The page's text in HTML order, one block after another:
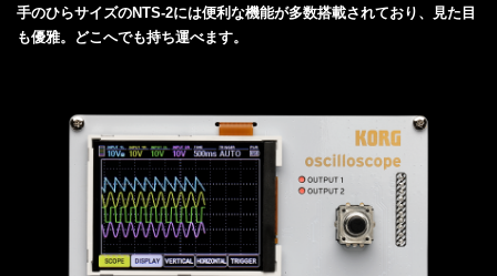
手のひらサイズのNTS-2には便利な機能が多数搭載されており、見た目
も優雅。どこへでも持ち運べます。